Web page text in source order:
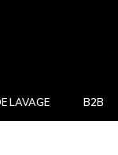
LAVAGE B2B